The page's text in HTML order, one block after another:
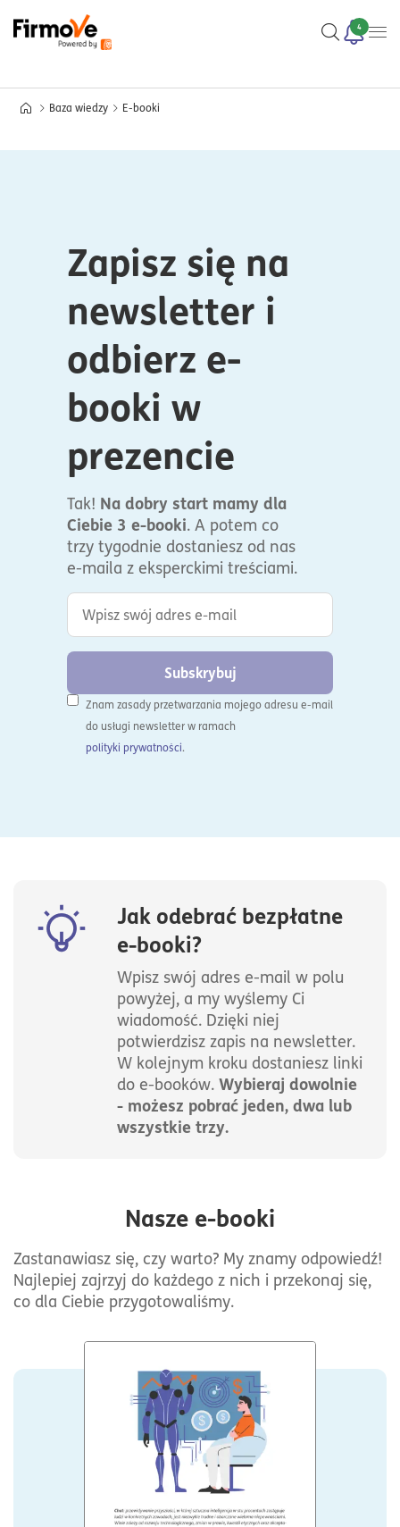
4
Baza wiedzy E-booki
Zapisz się na
newsletter i
odbierz e-
booki w
prezencie
Tak! Na dobry start mamy dla
Ciebie 3 e-booki. A potem co
trzy tygodnie dostaniesz od nas
e-maila z eksperckimi treściami.
Subskrybuj
Znam zasady przetwarzania mojego adresu e-mail
do usługi newsletter w ramach
polityki prywatności.
Jak odebrać bezpłatne
e-booki?
Wpisz swój adres e-mail w polu
powyżej, a my wyślemy Ci
wiadomość. Dzięki niej
potwierdzisz zapis na newsletter.
W kolejnym kroku dostaniesz linki
do e-booków. Wybieraj dowolnie
- możesz pobrać jeden, dwa lub
wszystkie trzy.
Nasze e-booki
Zastanawiasz się, czy warto? My znamy odpowiedź!
Najlepiej zajrzyj do każdego z nich i przekonaj się,
co dla Ciebie przygotowaliśmy.